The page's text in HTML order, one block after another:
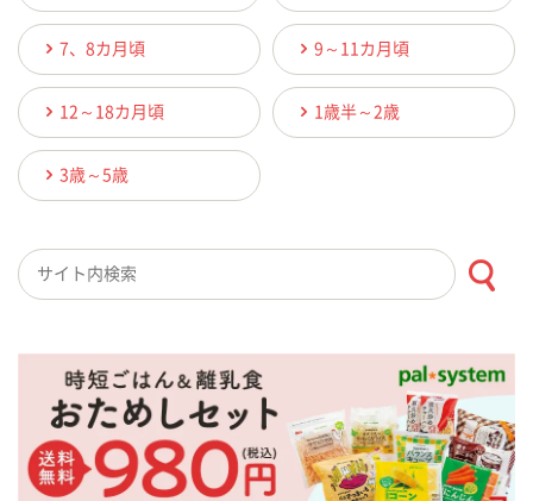
7、8カ月頃 9～11カ月頃
12～18カ月頃 1歳半～2歳
3歳～5歳
検索キーワード入力